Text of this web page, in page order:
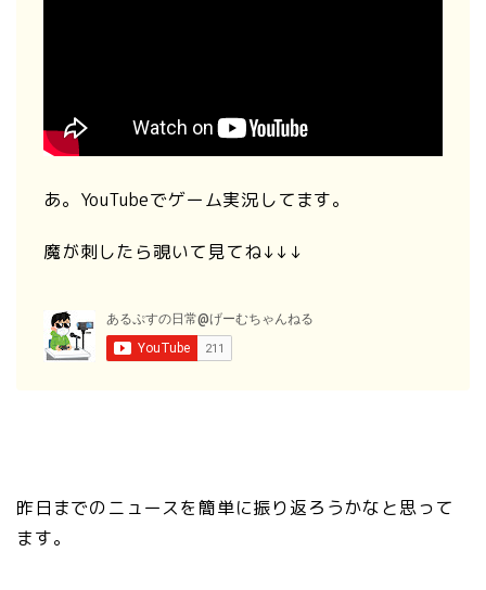
あ。YouTubeでゲーム実況してます。
魔が刺したら覗いて見てね↓↓↓
昨日までのニュースを簡単に振り返ろうかなと思って
ます。